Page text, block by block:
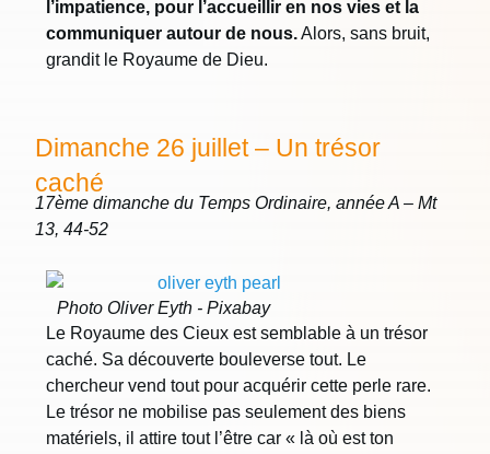
l’impatience, pour l’accueillir en nos vies et la
communiquer autour de nous.Alors, sans bruit,
grandit le Royaume de Dieu.
Dimanche 26 juillet – Un trésor
caché
17ème dimanche du Temps Ordinaire, année A – Mt
13, 44-52
Photo Oliver Eyth - Pixabay
Le Royaume des Cieux est semblable à un trésor
caché. Sa découverte bouleverse tout. Le
chercheur vend tout pour acquérir cette perle rare.
Le trésor ne mobilise pas seulement des biens
matériels, il attire tout l’être car « là où est ton